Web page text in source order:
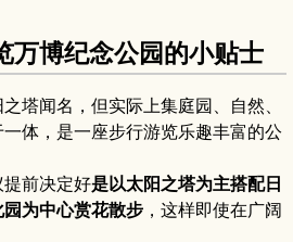
万博纪念公园的小贴士
塔闻名，但实际上集庭园、自然、
体，是一座步行游览乐趣丰富的公
前决定好是以太阳之塔为主搭配日
为中心赏花散步 ，这样即使在广阔